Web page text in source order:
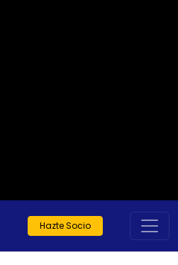
Hazte Socio